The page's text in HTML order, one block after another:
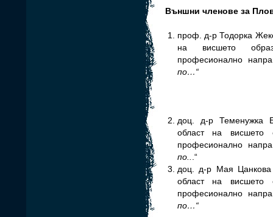
Външни членове за
проф. д-р Тодорка
на висшето
професионално
по…“
доц. д-р Теменужка
област на висшето
професионално
по..
.“
доц. д-р Мая Цанкова
област на висшето
професионално
по…“